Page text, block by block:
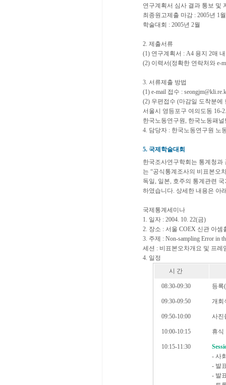
연구계획서 심사 결과 통보 및
최종원고제출 마감 : 2005년 1
학술대회 : 2005년 2월
2. 제출서류
(1) 연구계획서 : A4 용지 2매
(2) 이력서(정확한 연락처와 e-
3. 서류제출 방법
(1) e-mail 접수 :
(2) 우편접수 (마감일 도착분에
서울시 영등포구 여의도동 16-
한국노동연구원, 한국노동패널
4. 담당자 : 한국노동연구원 노
5. 국제학술대회
한국조사연구학회는 통계청과
는 “공식통계조사의 비표본오차
독일, 일본, 호주의 통계관련
하였습니다. 상세한 내용은 아
국제통계세미나
1. 일자 : 2004. 10. 22(금)
2. 장소 : 서울 COEX 신관 아
3. 주제 : Non-sampling Error in
세션 : 비표본오차개요 및 프레
4. 일정
시 간
08:30-09:30 등록
09:30-09:50 개회
09:50-10:00 사진
10:00-10:15 휴식
10:15-11:30
- 사
- 발
- 발